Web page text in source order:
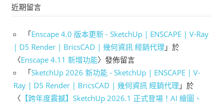
近期留言
「Enscape 4.0 版本更新 - SketchUp | ENSCAPE | V-Ray
| D5 Render | BricsCAD | 幾何資訊 經銷代理 」於
〈Enscape 4.11 新增功能〉發佈留言
「SketchUp 2026 新功能 - SketchUp | ENSCAPE | V-
Ray | D5 Render | BricsCAD | 幾何資訊 經銷代理 」於
〈 【跨年度震撼】SketchUp 2026.1 正式登場！AI 繪圖、